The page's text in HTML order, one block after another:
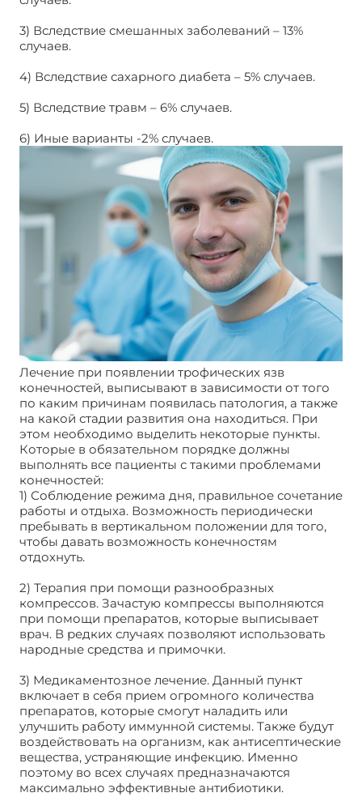
3) Вследствие смешанных заболеваний – 13%
случаев.
4) Вследствие сахарного диабета – 5% случаев.
5) Вследствие травм – 6% случаев.
6) Иные варианты -2% случаев.
Лечение при появлении трофических язв
конечностей, выписывают в зависимости от того
по каким причинам появилась патология, а также
на какой стадии развития она находиться. При
этом необходимо выделить некоторые пункты.
Которые в обязательном порядке должны
выполнять все пациенты с такими проблемами
конечностей:
1) Соблюдение режима дня, правильное сочетание
работы и отдыха. Возможность периодически
пребывать в вертикальном положении для того,
чтобы давать возможность конечностям
отдохнуть.
2) Терапия при помощи разнообразных
компрессов. Зачастую компрессы выполняются
при помощи препаратов, которые выписывает
врач. В редких случаях позволяют использовать
народные средства и примочки.
3) Медикаментозное лечение. Данный пункт
включает в себя прием огромного количества
препаратов, которые смогут наладить или
улучшить работу иммунной системы. Также будут
воздействовать на организм, как антисептические
вещества, устраняющие инфекцию. Именно
поэтому во всех случаях предназначаются
максимально эффективные антибиотики.